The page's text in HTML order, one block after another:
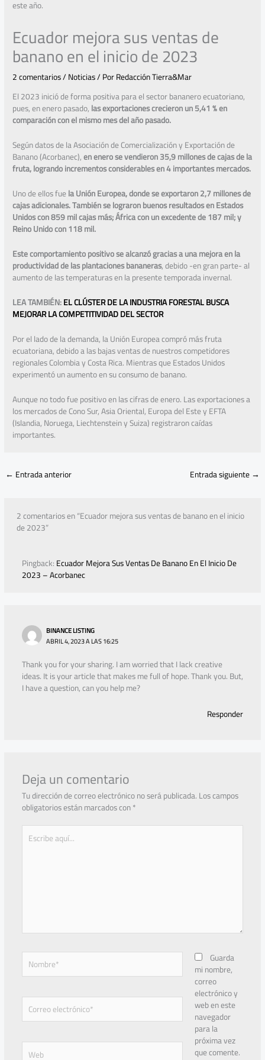
este año.
Ecuador mejora sus ventas de
banano en el inicio de 2023
2 comentarios/Noticias/ PorRedacción Tierra&Mar
El 2023 inició de forma positiva para el sector bananero ecuatoriano,
pues, en enero pasado,las exportaciones crecieron un 5,41 % en
comparación con el mismo mes del año pasado.
Según datos de la Asociación de Comercialización y Exportación de
Banano (Acorbanec),en enero se vendieron 35,9 millones de cajas de la
fruta, logrando incrementos considerables en 4 importantes mercados.
Uno de ellos fuela Unión Europea, donde se exportaron 2,7 millones de
cajas adicionales. También se lograron buenos resultados en Estados
Unidos con 859 mil cajas más; África con un excedente de 187 mil; y
Reino Unido con 118 mil.
Este comportamiento positivo se alcanzó gracias a una mejora en la
productividad de las plantaciones bananeras, debido -en gran parte- al
aumento de las temperaturas en la presente temporada invernal.
LEA TAMBIÉN:EL CLÚSTER DE LA INDUSTRIA FORESTAL BUSCA
MEJORAR LA COMPETITIVIDAD DEL SECTOR
Por el lado de la demanda, la Unión Europea compró más fruta
ecuatoriana, debido a las bajas ventas de nuestros competidores
regionales Colombia y Costa Rica. Mientras que Estados Unidos
experimentó un aumento en su consumo de banano.
Aunque no todo fue positivo en las cifras de enero. Las exportaciones a
los mercados de Cono Sur, Asia Oriental, Europa del Este y EFTA
(Islandia, Noruega, Liechtenstein y Suiza) registraron caídas
importantes.
← Entrada anterior Entrada siguiente→
2 comentarios en “Ecuador mejora sus ventas de banano en el inicio
de 2023”
Pingback:Ecuador Mejora Sus Ventas De Banano En El Inicio De
2023 – Acorbanec
BINANCE LISTING
ABRIL 4, 2023 A LAS 16:25
Thank you for your sharing. I am worried that I lack creative
ideas. It is your article that makes me full of hope. Thank you. But,
I have a question, can you help me?
Responder
Deja un comentario
Tu dirección de correo electrónico no será publicada.Los campos
obligatorios están marcados con*
Escribe
aquí...
Nombre*
Correo
electrónico*
Web
Guarda
mi nombre,
correo
electrónico y
web en este
navegador
para la
próxima vez
que comente.